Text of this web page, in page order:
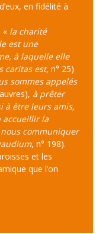
en fidélité à
« la charité
est une
à laquelle elle
caritas est, n° 25)
sommes appelés
à prêter
à être leurs amis,
accueillir la
communiquer
, n° 198).
et les
que l’on